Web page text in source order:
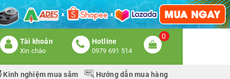
Tài khoản
Xin chào
Hotline
0979 691 514
0
Kinh nghiệm mua sắm Hướng dẫn mua hàng